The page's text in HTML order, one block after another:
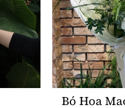
Bó Hoa